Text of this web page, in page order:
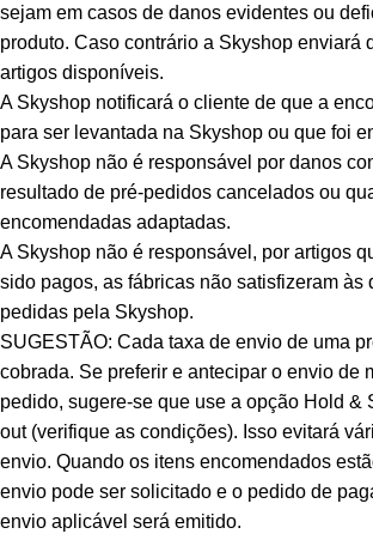
sejam em casos de danos evidentes ou
produto. Caso contrário a Skyshop enviará
artigos disponíveis.
A Skyshop notificará o cliente de que a
para ser levantada na Skyshop ou que foi
A Skyshop não é responsável por danos
resultado de pré-pedidos cancelados ou
encomendadas adaptadas.
A Skyshop não é responsável, por artigos
sido pagos, as fábricas não satisfizeram às
pedidas pela Skyshop.
SUGESTÃO: Cada taxa de envio de uma
cobrada. Se preferir e antecipar o envio de
pedido, sugere-se que use a opção Hold &
out (verifique as condições). Isso evitará
envio. Quando os itens encomendados
envio pode ser solicitado e o pedido de
envio aplicável será emitido.